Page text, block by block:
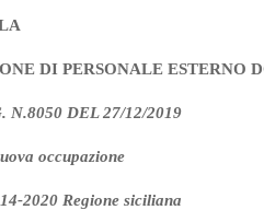
DI PERSONALE ESTERNO
N.8050 DEL 27/12/2019
occupazione
2020 Regione siciliana